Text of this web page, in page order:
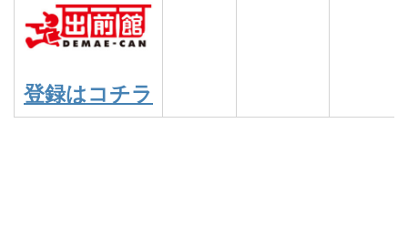
登録はコチラ